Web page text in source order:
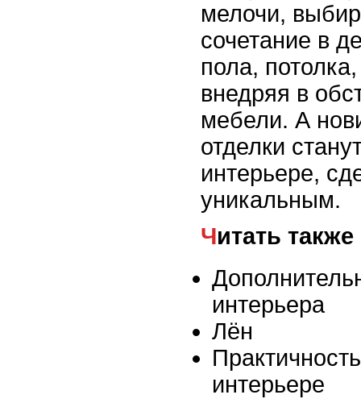
мелочи,
сочетание в
пола,
внедряя в
мебели. А
отделки
интерьере,
уникальным.
Читать также
интерьера
Лён
интерьере